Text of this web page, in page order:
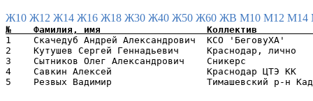
Ж10 Ж12 Ж14 Ж16 Ж18 Ж30 Ж40 Ж50 Ж60 ЖВ М10 М12 М14
1    Скачедуб Андрей Александрович  КСО
2    Кутушев Сергей Геннадьевич
3    Сытников Олег Александрович
4    Савкин Алексей                 Краснодар